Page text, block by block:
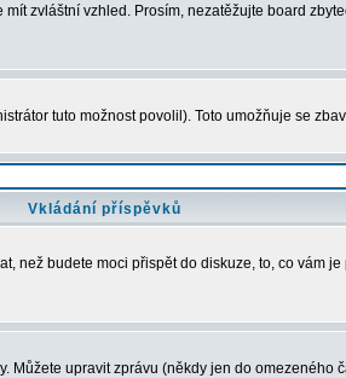
zvláštní vzhled. Prosím, nezatěžujte board
tuto možnost povolil). Toto umožňuje se
Vkládání příspěvků
budete moci přispět do diskuze, to, co vám
upravit zprávu (někdy jen do omezeného